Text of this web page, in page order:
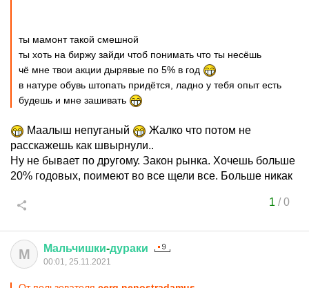
ты мамонт такой смешной
ты хоть на биржу зайди чтоб понимать что ты несёшь
чё мне твои акции дырявые по 5% в год
в натуре обувь штопать придётся, ладно у тебя опыт есть
будешь и мне зашивать
Маалыш непуганый
Жалко что потом не
расскажешь как швырнули..
Ну не бывает по другому. Закон рынка. Хочешь больше
20% годовых, поимеют во все щели все. Больше никак
1 /0
М Мальчишки-дураки
00:01, 25.11.2021